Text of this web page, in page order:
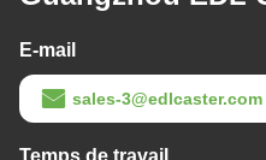
E-mail
sales-3@edlcaster.com
Temps de travail